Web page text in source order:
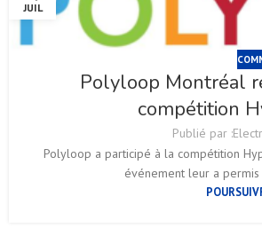
JUIL
Polyloop Montréal
compétition
Publié par :
Polyloop a participé à la compétition
événement leur a